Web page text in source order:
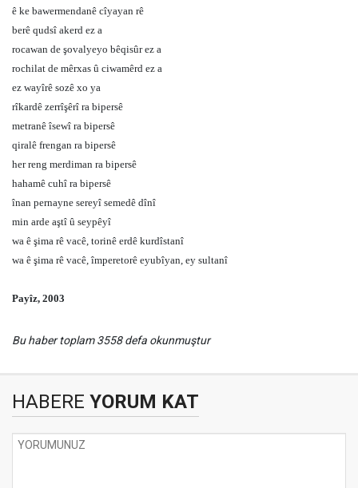
ê ke bawermendanê cîyayan rê
berê qudsî akerd ez a
rocawan de şovalyeyo bêqisûr ez a
rochilat de mêrxas û ciwamêrd ez a
ez wayîrê sozê xo ya
rîkardê zerrîşêrî ra bipersê
metranê îsewî ra bipersê
qiralê frengan ra bipersê
her reng merdiman ra bipersê
hahamê cuhî ra bipersê
înan pernayne sereyî semedê dînî
min arde aştî û seypêyî
wa ê şima rê vacê, torinê erdê kurdîstanî
wa ê şima rê vacê, împeretorê eyubîyan, ey sultanî
Payîz, 2003
Bu haber toplam 3558 defa okunmuştur
HABERE YORUM KAT